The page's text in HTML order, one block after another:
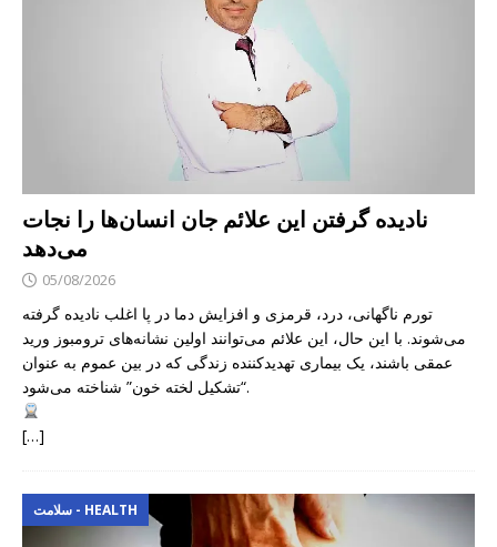
نادیده گرفتن این علائم جان انسان‌ها را نجات
می‌دهد
05/08/2026
تورم ناگهانی، درد، قرمزی و افزایش دما در پا اغلب نادیده گرفته
می‌شوند. با این حال، این علائم می‌توانند اولین نشانه‌های ترومبوز ورید
عمقی باشند، یک بیماری تهدیدکننده زندگی که در بین عموم به عنوان
“تشکیل لخته خون” شناخته می‌شود.
[…]
سلامت - HEALTH